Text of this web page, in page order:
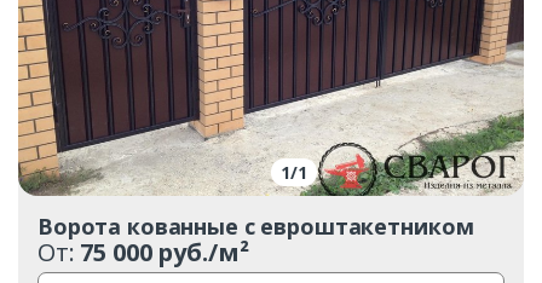
1/1
Ворота кованные с евроштакетником
От: 75 000 руб./м²